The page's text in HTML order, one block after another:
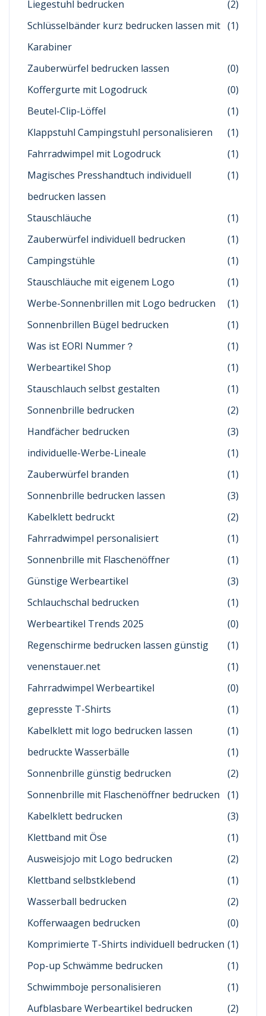
Liegestuhl bedrucken
(2)
Schlüsselbänder kurz bedrucken lassen mit
Karabiner
(1)
Zauberwürfel bedrucken lassen
(0)
Koffergurte mit Logodruck
(0)
Beutel-Clip-Löffel
(1)
Klappstuhl Campingstuhl personalisieren
(1)
Fahrradwimpel mit Logodruck
(1)
Magisches Presshandtuch individuell
bedrucken lassen
(1)
Stauschläuche
(1)
Zauberwürfel individuell bedrucken
(1)
Campingstühle
(1)
Stauschläuche mit eigenem Logo
(1)
Werbe-Sonnenbrillen mit Logo bedrucken
(1)
Sonnenbrillen Bügel bedrucken
(1)
Was ist EORI Nummer？
(1)
Werbeartikel Shop
(1)
Stauschlauch selbst gestalten
(1)
Sonnenbrille bedrucken
(2)
Handfächer bedrucken
(3)
individuelle-Werbe-Lineale
(1)
Zauberwürfel branden
(1)
Sonnenbrille bedrucken lassen
(3)
Kabelklett bedruckt
(2)
Fahrradwimpel personalisiert
(1)
Sonnenbrille mit Flaschenöffner
(1)
Günstige Werbeartikel
(3)
Schlauchschal bedrucken
(1)
Werbeartikel Trends 2025
(0)
Regenschirme bedrucken lassen günstig
(1)
venenstauer.net
(1)
Fahrradwimpel Werbeartikel
(0)
gepresste T-Shirts
(1)
Kabelklett mit logo bedrucken lassen
(1)
bedruckte Wasserbälle
(1)
Sonnenbrille günstig bedrucken
(2)
Sonnenbrille mit Flaschenöffner bedrucken
(1)
Kabelklett bedrucken
(3)
Klettband mit Öse
(1)
Ausweisjojo mit Logo bedrucken
(2)
Klettband selbstklebend
(1)
Wasserball bedrucken
(2)
Kofferwaagen bedrucken
(0)
Komprimierte T-Shirts individuell bedrucken (1)
Pop-up Schwämme bedrucken
(1)
Schwimmboje personalisieren
(1)
Aufblasbare Werbeartikel bedrucken
(2)